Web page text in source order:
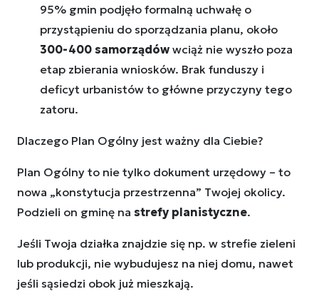
95% gmin podjęło formalną uchwałę o
przystąpieniu do sporządzania planu, około
300-400 samorządów wciąż nie wyszło poza
etap zbierania wniosków. Brak funduszy i
deficyt urbanistów to główne przyczyny tego
zatoru.
Dlaczego Plan Ogólny jest ważny dla Ciebie?
Plan Ogólny to nie tylko dokument urzędowy – to
nowa „konstytucja przestrzenna” Twojej okolicy.
Podzieli on gminę na strefy planistyczne.
Jeśli Twoja działka znajdzie się np. w strefie zieleni
lub produkcji, nie wybudujesz na niej domu, nawet
jeśli sąsiedzi obok już mieszkają.